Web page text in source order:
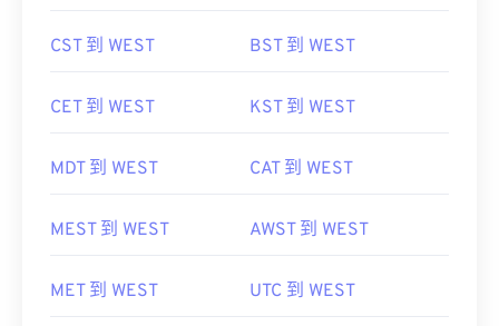
CST 到 WEST BST 到 WEST
CET 到 WEST KST 到 WEST
MDT 到 WEST CAT 到 WEST
MEST 到 WEST AWST 到 WEST
MET 到 WEST UTC 到 WEST